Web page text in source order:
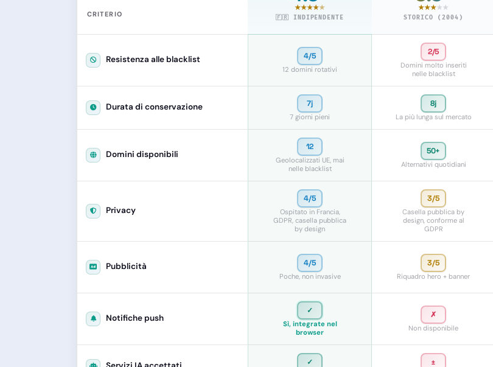
CRITERIO
★★★★★
🇫🇷 INDIPENDENTE
★★★★★
STORICO (2004)
Resistenza alle blacklist 4/5
12 domini rotativi
2/5
Domini molto inseriti
nelle blacklist
Durata di conservazione 7j
7 giorni pieni
8j
La più lunga sul mercato
Domini disponibili
12
Geolocalizzati UE, mai
nelle blacklist
50+
Alternativi quotidiani
Privacy
4/5
Ospitato in Francia,
GDPR, casella pubblica
by design
3/5
Casella pubblica by
design, conforme al
GDPR
Pubblicità 4/5
Poche, non invasive
3/5
Riquadro hero + banner
Notifiche push
✓
Sì, integrate nel
browser
✗
Non disponibile
✓ ±